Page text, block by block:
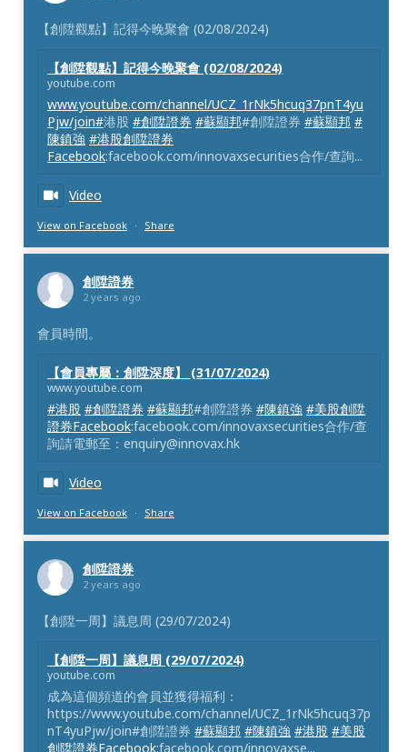
【創陞觀點】記得今晚聚會 (02/08/2024)
【創陞觀點】記得今晚聚會 (02/08/2024)
youtube.com
www.youtube.com/channel/UCZ_1rNk5hcuq37pnT4yu
Pjw/join#港股#創陞證券 #蘇顯邦#創陞證券#蘇顯邦 #
陳鎮強 #港股創陞證券
Facebook:facebook.com/innovaxsecurities合作/查詢...
Video
View on Facebook · Share
創陞證券
2 years ago
會員時間。
【會員專屬：創陞深度】 (31/07/2024)
www.youtube.com
#港股 #創陞證券 #蘇顯邦#創陞證券#陳鎮強 #美股創陞
證券Facebook:facebook.com/innovaxsecurities合作/查
詢請電郵至：enquiry@innovax.hk
Video
View on Facebook · Share
創陞證券
2 years ago
【創陞一周】議息周 (29/07/2024)
【創陞一周】議息周 (29/07/2024)
youtube.com
成為這個頻道的會員並獲得福利：
https://www.youtube.com/channel/UCZ_1rNk5hcuq37p
nT4yuPjw/join#創陞證券#蘇顯邦 #陳鎮強 #港股 #美股
創陞證券Facebook:facebook.com/innovaxse...